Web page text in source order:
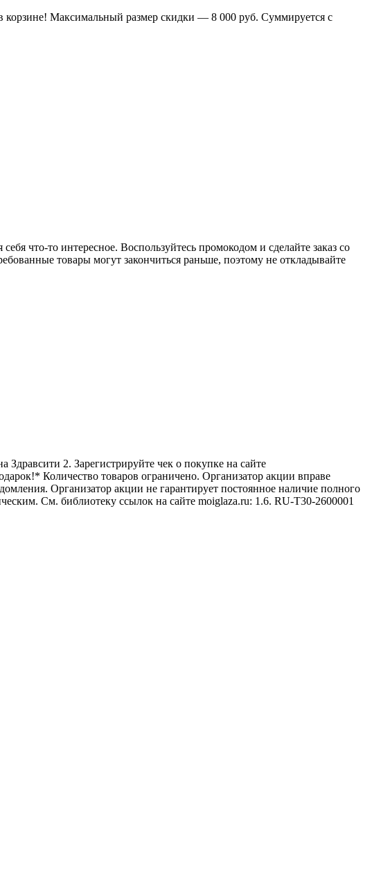
корзине! Максимальный размер скидки — 8 000 руб. Суммируется с
что-то интересное. Воспользуйтесь промокодом и сделайте заказ со
товары могут закончиться раньше, поэтому не откладывайте
2. Зарегистрируйте чек о покупке на сайте
Количество товаров ограничено. Организатор акции вправе
Организатор акции не гарантирует постоянное наличие полного
См. библиотеку ссылок на сайте moiglaza.ru: 1.6. RU-T30-2600001